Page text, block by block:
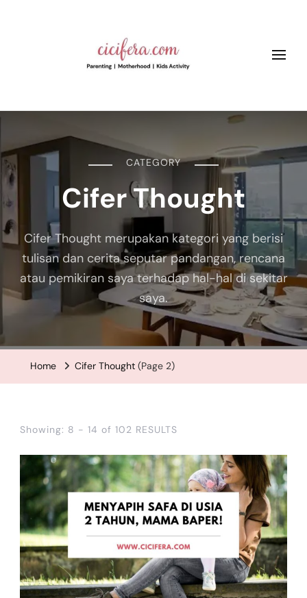
Cicifera • Parenting And
Motherhood Blog
CATEGORY
Cifer Thought
Cifer Thought merupakan kategori yang berisi
tulisan dan cerita seputar pandangan, rencana
atau pemikiran saya terhadap hal-hal di sekitar
saya.
Home Cifer Thought (Page 2)
Showing: 8 - 14 of 102 RESULTS